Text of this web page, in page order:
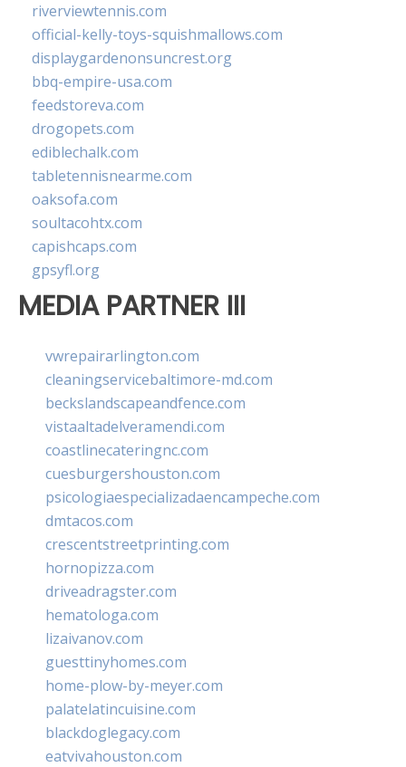
riverviewtennis.com
official-kelly-toys-squishmallows.com
displaygardenonsuncrest.org
bbq-empire-usa.com
feedstoreva.com
drogopets.com
ediblechalk.com
tabletennisnearme.com
oaksofa.com
soultacohtx.com
capishcaps.com
gpsyfl.org
MEDIA PARTNER III
vwrepairarlington.com
cleaningservicebaltimore-md.com
beckslandscapeandfence.com
vistaaltadelveramendi.com
coastlinecateringnc.com
cuesburgershouston.com
psicologiaespecializadaencampeche.com
dmtacos.com
crescentstreetprinting.com
hornopizza.com
driveadragster.com
hematologa.com
lizaivanov.com
guesttinyhomes.com
home-plow-by-meyer.com
palatelatincuisine.com
blackdoglegacy.com
eatvivahouston.com